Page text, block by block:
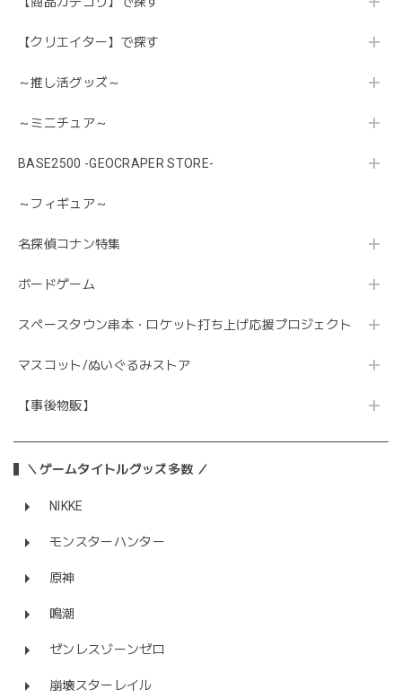
【クリエイター】で探す
～推し活グッズ～
～ミニチュア～
BASE2500 -GEOCRAPER STORE-
～フィギュア～
名探偵コナン特集
ボードゲーム
スペースタウン串本・ロケット打ち上げ応援プロジェクト
マスコット/ぬいぐるみストア
【事後物販】
＼ゲームタイトルグッズ多数 ／
NIKKE
モンスターハンター
原神
鳴潮
ゼンレスゾーンゼロ
崩壊スターレイル